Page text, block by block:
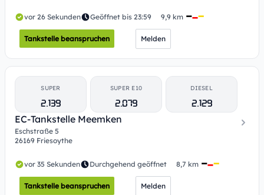
vor 26 Sekunden Geöffnet bis 23:59 9,9 km
Tankstelle beanspruchen Melden
SUPER
2.139
SUPER E10
2.079
DIESEL
2.129
EC-Tankstelle Meemken
Eschstraße 5
26169 Friesoythe
vor 35 Sekunden Durchgehend geöffnet 8,7 km
Tankstelle beanspruchen Melden